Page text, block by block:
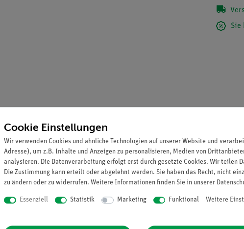
Sie
der "Solarzelle 3,3 cm x 6,5 cm, mit Steckern" (06752-09).
Daten
Aluminiumprofil mit Klettaufnahme der Solarzelle
Cookie Einstellungen
Wir verwenden Cookies und ähnliche Technologien auf unserer Website und
Adresse), um z.B. Inhalte und Anzeigen zu personalisieren, Medien von
analysieren. Die Datenverarbeitung erfolgt erst durch gesetzte Cookies. Wir teilen
Die Zustimmung kann erteilt oder abgelehnt werden. Sie haben das Recht, nicht
zu ändern oder zu widerrufen. Weitere Informationen finden Sie in unserer
Essenziell Statistik Marketing Funktional Weitere